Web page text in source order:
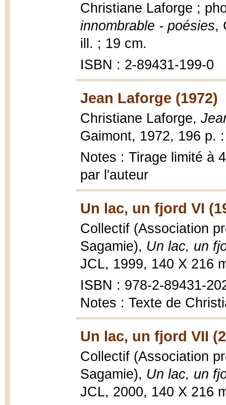
Christiane Laforge ;
innombrable - poésies,
ill. ; 19 cm.
ISBN : 2-89431-199-0
Jean Laforge (1972)
Christiane Laforge,
Gaimont, 1972, 196 p.
Notes : Tirage limité à
par l'auteur
Un lac, un fjord VI
Collectif (Association
Sagamie), Un lac, un
JCL, 1999, 140 X 216
ISBN : 978-2-89431-
Notes : Texte de
Un lac, un fjord VII
Collectif (Association
Sagamie), Un lac, un
JCL, 2000, 140 X 216